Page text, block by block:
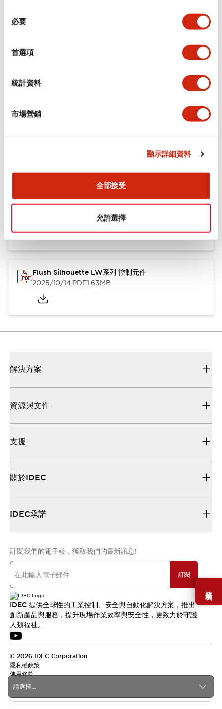
必要
首選項
統計資料
市場營銷
顯示詳細資料
全部接受
允許選擇
需要幫助嗎？
環境規範
機械規格
Flush Silhouette LW系列 控制元件 (英文版)
1.23MB
Flush Silhouette LW系列 控制元件
2025/10/14.PDF1.63MB
請選擇...
解決方案
資源與文件
支援
關於IDEC
IDEC承諾
訂閱我們的電子報，獲取我們的最新訊息!
訂閱
IDEC 提供全球性的工業控制、安全與自動化解決方案，推出
創新產品與服務，提升現場作業效率與安全性，更致力於守護
人類福祉。
© 2026 IDEC Corporation
隱私權政策
使用條款
台灣